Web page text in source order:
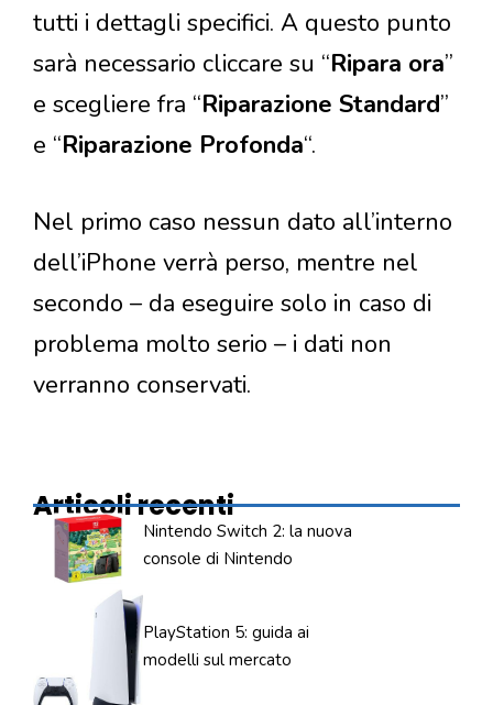
tutti i dettagli specifici. A questo punto
sarà necessario cliccare su “Ripara ora”
e scegliere fra “Riparazione Standard”
e “Riparazione Profonda“.
Nel primo caso nessun dato all’interno
dell’iPhone verrà perso, mentre nel
secondo – da eseguire solo in caso di
problema molto serio – i dati non
verranno conservati.
Articoli recenti
Nintendo Switch 2: la nuova
console di Nintendo
PlayStation 5: guida ai
modelli sul mercato